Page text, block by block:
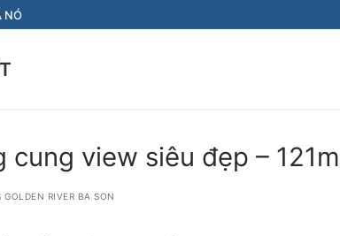
NÓ
cung view siêu đẹp –
RIVER BA SON